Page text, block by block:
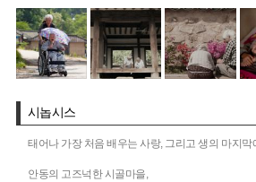
시놉시스
태어나 가장 처음 배우는 사랑, 그리고 생의 마지막
안동의 고즈넉한 시골마을,